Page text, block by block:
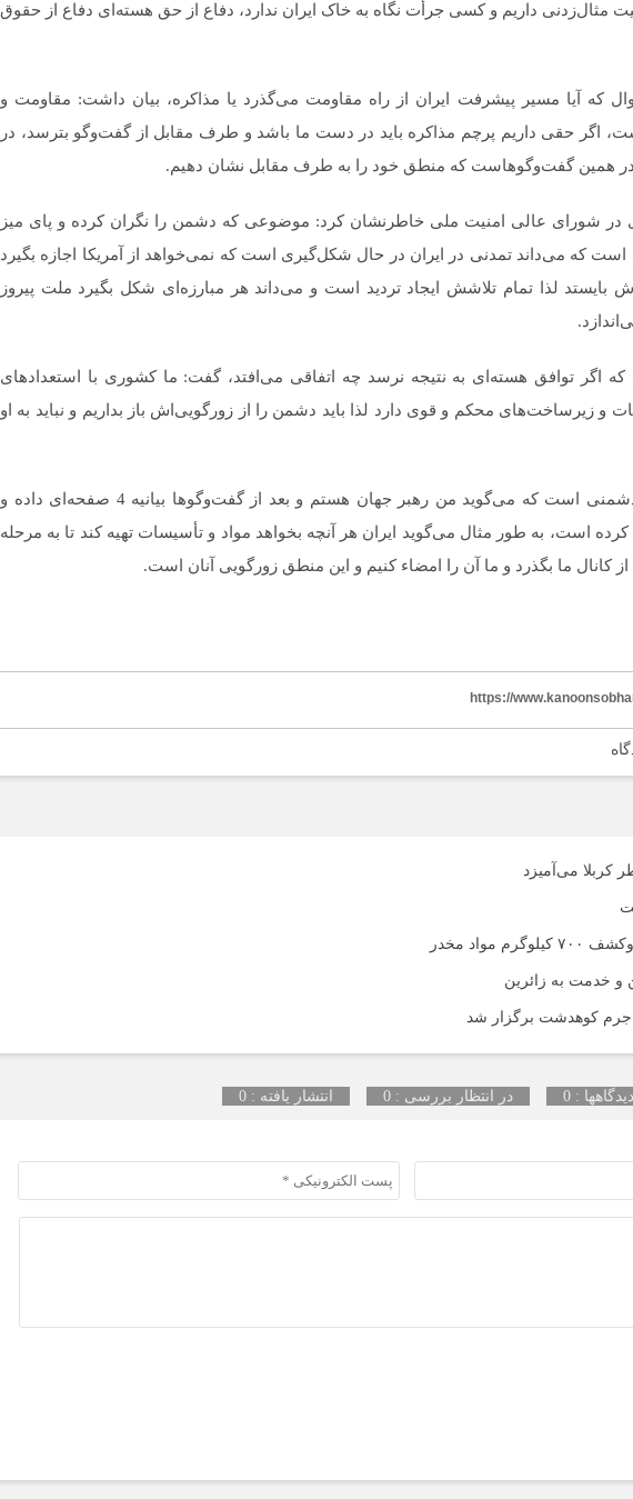
مثال‌زدنی داریم و کسی جرأت نگاه به خاک ایران ندارد، دفاع از حق هسته‌ای دفاع از حقوق
که آیا مسیر پیشرفت ایران از راه مقاومت می‌گذرد یا مذاکره، بیان داشت: مقاومت و
اگر حقی داریم پرچم مذاکره باید در دست ما باشد و طرف مقابل از گفت‌وگو بترسد، در
همین گفت‌وگوهاست که منطق خود را به طرف مقابل نشان دهیم.
در شورای عالی امنیت ملی خاطرنشان کرد: موضوعی که دشمن را نگران کرده و پای میز
است که می‌داند تمدنی در ایران در حال شکل‌گیری است که نمی‌خواهد از آمریکا اجازه بگیرد
لذا تمام تلاشش ایجاد تردید است و می‌داند هر مبارزه‌ای شکل بگیرد ملت پیروز
اگر توافق هسته‌ای به نتیجه نرسد چه اتفاقی می‌افتد، گفت: ما کشوری با استعدادهای
و زیرساخت‌های محکم و قوی دارد لذا باید دشمن را از زورگویی‌اش باز بداریم و نباید به او
جلیلی یادآور شد: آمریکا دشمنی است که می‌گوید من رهبر جهان هستم و بعد از گفت‌وگوها بیانیه 4 صفحه‌ای داده و
است، به طور مثال می‌گوید ایران هر آنچه بخواهد مواد و تأسیسات تهیه کند تا به مرحله
از کانال ما بگذرد و ما آن را امضاء کنیم و این منطق زورگویی آنان است.
https://
کربلا می‌آمیزد
مخدر
و خدمت‌ به زائرین
جرم کوهدشت برگزار شد
: 0 در انتظار بررسی : 0 انتشار یافته : 0